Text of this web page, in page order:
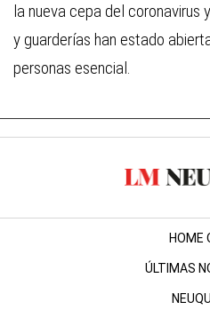
la nueva cepa del coronavirus
y guarderías han estado
personas esencial.
HOME
ÚLTIMAS